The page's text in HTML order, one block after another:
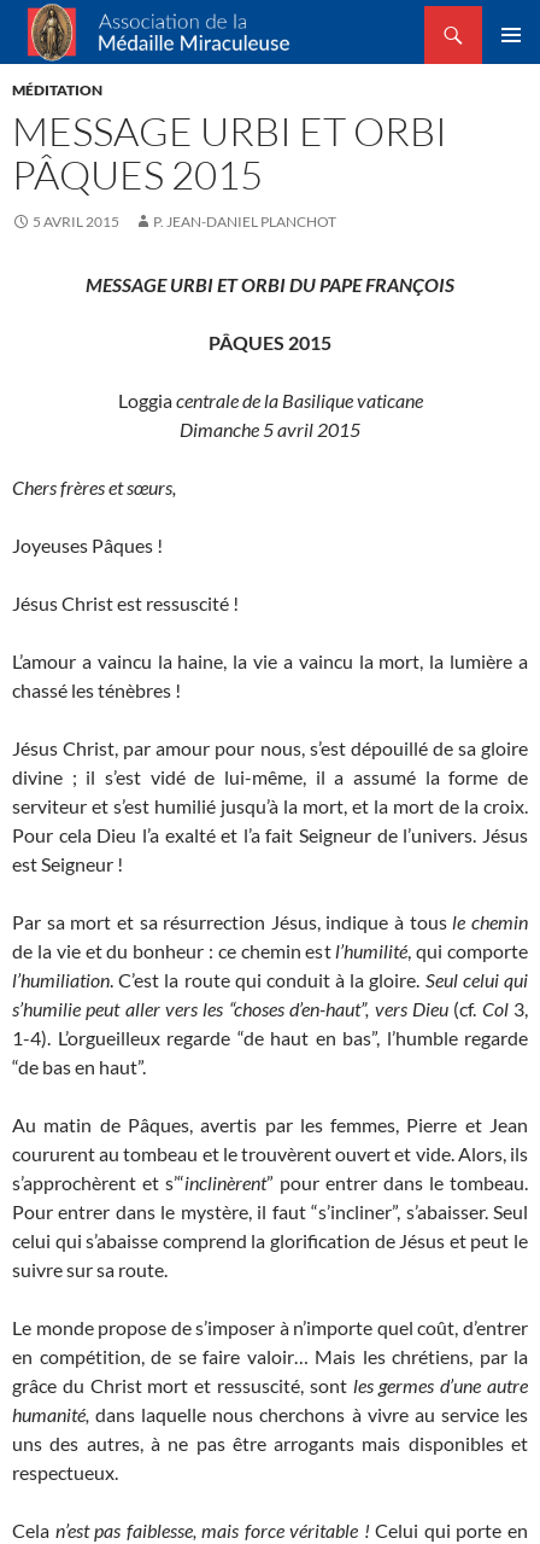
Association de la Médaille Miraculeuse
Recherche
ALLER
AU
MÉDITATION
MESSAGE URBI ET ORBI
PÂQUES 2015
5 AVRIL 2015 P. JEAN-DANIEL PLANCHOT
MESSAGE URBI ET ORBI DU PAPE FRANÇOIS
PÂQUES 2015
Loggiacentrale de la Basilique vaticane
Dimanche 5 avril 2015
Chers frères et sœurs,
Joyeuses Pâques !
Jésus Christ est ressuscité !
L’amour a vaincu la haine, la vie a vaincu la mort, la lumière a
chassé les ténèbres !
Jésus Christ, par amour pour nous, s’est dépouillé de sa gloire
divine ; il s’est vidé de lui-même, il a assumé la forme de
serviteur et s’est humilié jusqu’à la mort, et la mort de la croix.
Pour cela Dieu l’a exalté et l’a fait Seigneur de l’univers. Jésus
est Seigneur !
Par sa mort et sa résurrection Jésus, indique à tous le chemin
de la vie et du bonheur : ce chemin est l’humilité, qui comporte
l’humiliation. C’est la route qui conduit à la gloire. Seul celui qui
s’humilie peut aller vers les “choses d’en-haut”, vers Dieu(cf. Col 3,
1-4). L’orgueilleux regarde “de haut en bas”, l’humble regarde
“de bas en haut”.
Au matin de Pâques, avertis par les femmes, Pierre et Jean
coururent au tombeau et le trouvèrent ouvert et vide. Alors, ils
s’approchèrent et s’“inclinèrent” pour entrer dans le tombeau.
Pour entrer dans le mystère, il faut “s’incliner”, s’abaisser. Seul
celui qui s’abaisse comprend la glorification de Jésus et peut le
suivre sur sa route.
Le monde propose de s’imposer à n’importe quel coût, d’entrer
en compétition, de se faire valoir… Mais les chrétiens, par la
grâce du Christ mort et ressuscité, sont les germes d’une autre
humanité,dans laquelle nous cherchons à vivre au service les
uns des autres, à ne pas être arrogants mais disponibles et
respectueux.
Cela n’est pas faiblesse, mais force véritable !Celui qui porte en